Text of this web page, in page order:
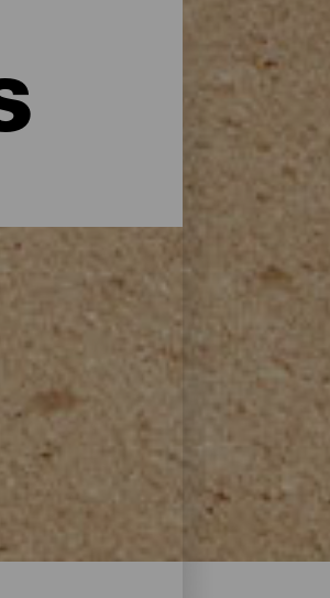
ellos, las islas
unas
restaurantes
puerto si no se
unas